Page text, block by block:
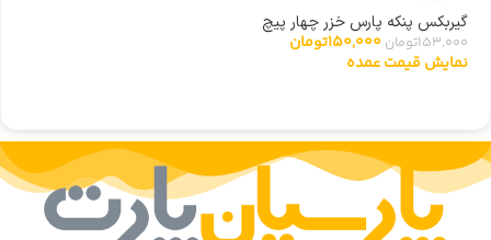
گیربکس پنکه پارس خزر چهار پیچ
153,000تومان 150,000تومان
نمایش قیمت عمده